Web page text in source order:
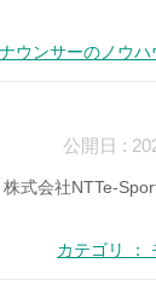
ウンサーのノウハ
公開日 :
式会社NTTe-
カテゴリ ：